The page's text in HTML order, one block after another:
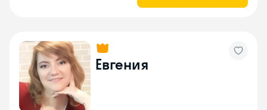
Евгения